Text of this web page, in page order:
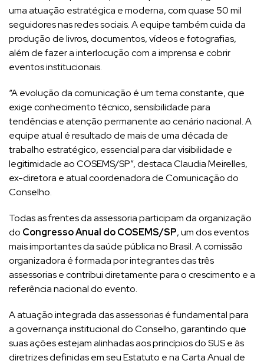
uma atuação estratégica e moderna, com quase 50 mil
seguidores nas redes sociais. A equipe também cuida da
produção de livros, documentos, vídeos e fotografias,
além de fazer a interlocução com a imprensa e cobrir
eventos institucionais.
“A evolução da comunicação é um tema constante, que
exige conhecimento técnico, sensibilidade para
tendências e atenção permanente ao cenário nacional. A
equipe atual é resultado de mais de uma década de
trabalho estratégico, essencial para dar visibilidade e
legitimidade ao COSEMS/SP”, destaca Claudia Meirelles,
ex-diretora e atual coordenadora de Comunicação do
Conselho.
Todas as frentes da assessoria participam da organização
do Congresso Anual do COSEMS/SP, um dos eventos
mais importantes da saúde pública no Brasil. A comissão
organizadora é formada por integrantes das três
assessorias e contribui diretamente para o crescimento e a
referência nacional do evento.
A atuação integrada das assessorias é fundamental para
a governança institucional do Conselho, garantindo que
suas ações estejam alinhadas aos princípios do SUS e às
diretrizes definidas em seu Estatuto e na Carta Anual de